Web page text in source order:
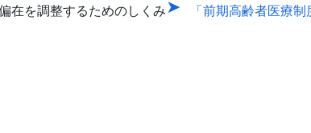
在を調整するためのしくみ 「前期高齢者医療制